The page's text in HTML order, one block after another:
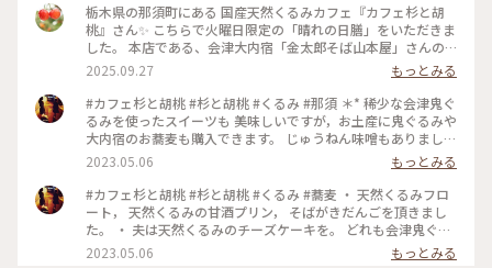
栃木県の那須町にある 国産天然くるみカフェ『カフェ杉と胡
桃』さん✨ こちらで火曜日限定の「晴れの日膳」をいただきま
した。 本店である、会津大内宿「金太郎そば山本屋」さんの
おそばを使った天然くるみそば御膳です。 会津の天然くるみ
は、香りが高く味も濃いのが特徴的で 国内流通量もわずか1%
と希少。 そばつゆで溶いて頂きますが、ゴロゴロと感じられ
る鬼ぐるみ 濃厚だけどさっぱりとしていて、とても美味しかっ
たです。 少し遅れて持ってきてくださった栃もちのつゆもち
（2枚目） 揚げたて熱々の栃もちにおつゆがしみて、 サクっか
らのもちっで、こちらも美味♡ そして、デザートの「無添加く
るみアイス」 これは今でも忘れられない程の美味しさで、 良
いくるみ御膳のシメとなりました♡ #晴れの日膳 #火曜日限定
#限定30食 #予約して行きました #カフェ杉と胡桃 #天然鬼ぐ
るみ #金太郎そば山本屋 #那須 #ことりっぷと一緒 #ことりっ
ぷ #秋の装い #くるみそば #くるみ #ひとりカフェ部 #秋の那須
2025.09.27
もっとみる
#カフェ杉と胡桃 #杉と胡桃 #くるみ #那須 ＊* 稀少な会津鬼ぐ
るみを使ったスイーツも 美味しいですが，お土産に鬼ぐるみや
大内宿のお蕎麦も購入できます。 じゅうねん味噌もありました
˚✧₊ ・ そしてくるみの殻を使ったアクセサリーがとっても可愛
いです♡ 一つひとつ手作りのため，同じものはありません。
ちょこっと欠けたくるみも味があっていいですね。 素敵なマ
グネットを購入できました(*´꒳`*) ＊*
2023.05.06
もっとみる
#カフェ杉と胡桃 #杉と胡桃 #くるみ #蕎麦 ・ 天然くるみフロ
ート， 天然くるみの甘酒プリン， そばがきだんごを頂きまし
た。 ・ 夫は天然くるみのチーズケーキを。 どれも会津鬼ぐる
み入っていて， 美味しいスイーツです♡
2023.05.06 もっとみる